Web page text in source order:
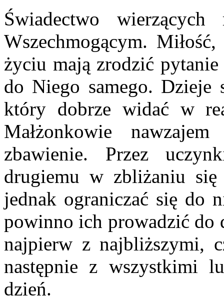
Świadectwo
Wszechmogącym.
życiu mają zrodzić
do Niego samego. Dzieje
który dobrze widać w
Małżonkowie
zbawienie. Przez
drugiemu w zbliżaniu
jednak ograniczać się do
powinno ich prowadzić do
najpierw z najbliższymi,
następnie z wszystkimi
dzień.